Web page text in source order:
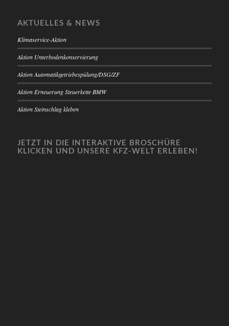
AKTUELLES & NEWS
Klimaservice-Aktion
Aktion Unterbodenkonservierung
Aktion Automatikgetriebespülung/DSG/ZF
Aktion Erneuerung Steuerkette BMW
Aktion Steinschlag kleben
JETZT IN DIE INTERAKTIVE BROSCHÜRE
KLICKEN UND UNSERE KFZ-WELT ERLEBEN!